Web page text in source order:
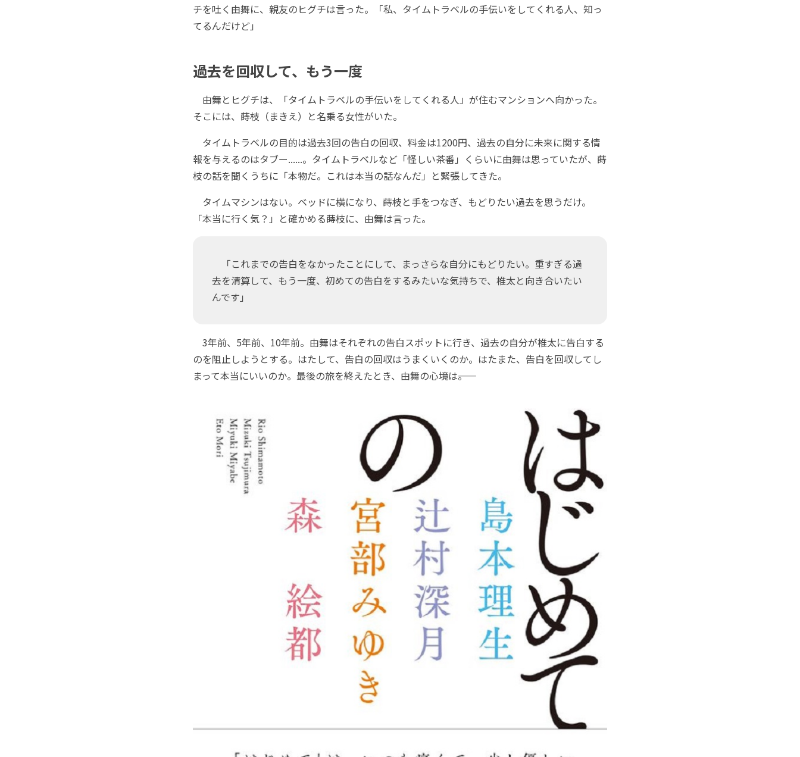
チを吐く由舞に、親友のヒグチは言った。「私、タイムトラベルの手伝いをしてくれる人、知っ
てるんだけど」
過去を回収して、もう一度
由舞とヒグチは、「タイムトラベルの手伝いをしてくれる人」が住むマンションへ向かった。
そこには、蒔枝（まきえ）と名乗る女性がいた。
タイムトラベルの目的は過去3回の告白の回収、料金は1200円、過去の自分に未来に関する情
報を与えるのはタブー......。タイムトラベルなど「怪しい茶番」くらいに由舞は思っていたが、蒔
枝の話を聞くうちに「本物だ。これは本当の話なんだ」と緊張してきた。
タイムマシンはない。ベッドに横になり、蒔枝と手をつなぎ、もどりたい過去を思うだけ。
「本当に行く気？」と確かめる蒔枝に、由舞は言った。
「これまでの告白をなかったことにして、まっさらな自分にもどりたい。重すぎる過
去を清算して、もう一度、初めての告白をするみたいな気持ちで、椎太と向き合いたい
んです」
3年前、5年前、10年前。由舞はそれぞれの告白スポットに行き、過去の自分が椎太に告白する
のを阻止しようとする。はたして、告白の回収はうまくいくのか。はたまた、告白を回収してし
まって本当にいいのか。最後の旅を終えたとき、由舞の心境は――。